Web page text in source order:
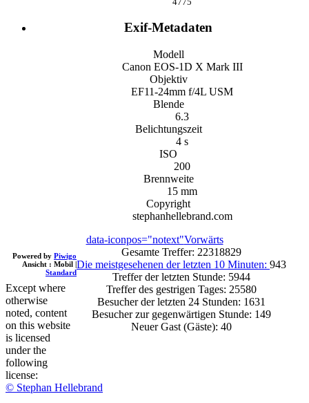
Exif-Metadaten
Modell
Canon EOS-1D X Mark III
Objektiv
EF11-24mm f/4L USM
Blende
6.3
Belichtungszeit
4 s
ISO
200
Brennweite
15 mm
Copyright
stephanhellebrand.com
data-iconpos="notext"Vorwärts
Gesamte Treffer: 22318829
Die meistgesehenen der letzten 10 Minuten: 943
Treffer der letzten Stunde: 5944
Treffer des gestrigen Tages: 25580
Besucher der letzten 24 Stunden: 1631
Besucher zur gegenwärtigen Stunde: 149
Neuer Gast (Gäste): 40
Powered by Piwigo
Ansicht : Mobil |
Standard
Except where
otherwise
noted, content
on this website
is licensed
under the
following
license:
© Stephan Hellebrand